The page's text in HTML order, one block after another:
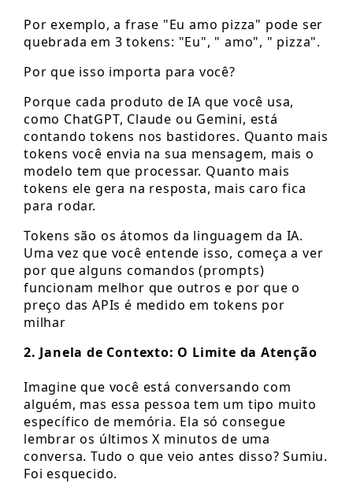
Por exemplo, a frase "Eu amo pizza" pode ser
quebrada em 3 tokens: "Eu", " amo", " pizza".
Por que isso importa para você?
Porque cada produto de IA que você usa,
como ChatGPT, Claude ou Gemini, está
contando tokens nos bastidores. Quanto mais
tokens você envia na sua mensagem, mais o
modelo tem que processar. Quanto mais
tokens ele gera na resposta, mais caro fica
para rodar.
Tokens são os átomos da linguagem da IA.
Uma vez que você entende isso, começa a ver
por que alguns comandos (prompts)
funcionam melhor que outros e por que o
preço das APIs é medido em tokens por
milhar
2. Janela de Contexto: O Limite da Atenção
Imagine que você está conversando com
alguém, mas essa pessoa tem um tipo muito
específico de memória. Ela só consegue
lembrar os últimos X minutos de uma
conversa. Tudo o que veio antes disso? Sumiu.
Foi esquecido.